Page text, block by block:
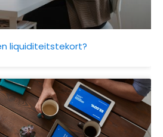
liquiditeitstekort?